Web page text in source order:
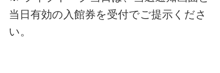
当日有効の入館券を受付でご提示くださ
い。